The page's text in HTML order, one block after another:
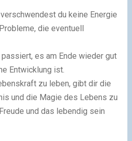
du keine Energie
die eventuell
es am Ende wieder gut
Entwicklung ist.
zu leben, gibt dir die
und die Magie des Lebens zu
und das lebendig sein